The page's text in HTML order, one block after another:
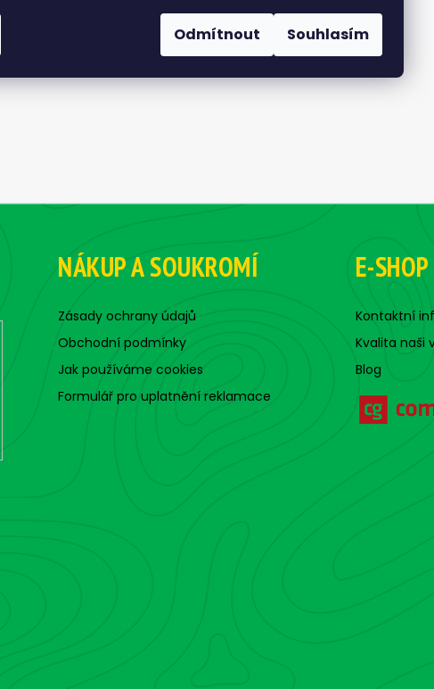
Odmítnout Souhlasím
NÁKUP A SOUKROMÍ
Zásady ochrany údajů
Obchodní podmínky
Jak používáme cookies
Formulář pro uplatnění reklamace
E-SHOP
Kontaktní
Kvalita naši
Blog